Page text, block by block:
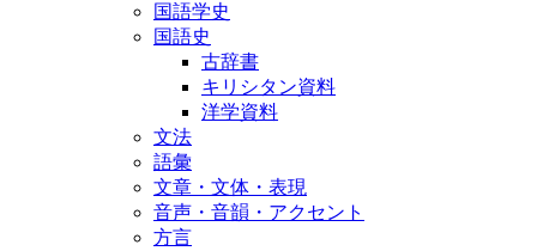
国語学史
国語史
古辞書
キリシタン資料
洋学資料
文法
語彙
文章・文体・表現
音声・音韻・アクセント
方言